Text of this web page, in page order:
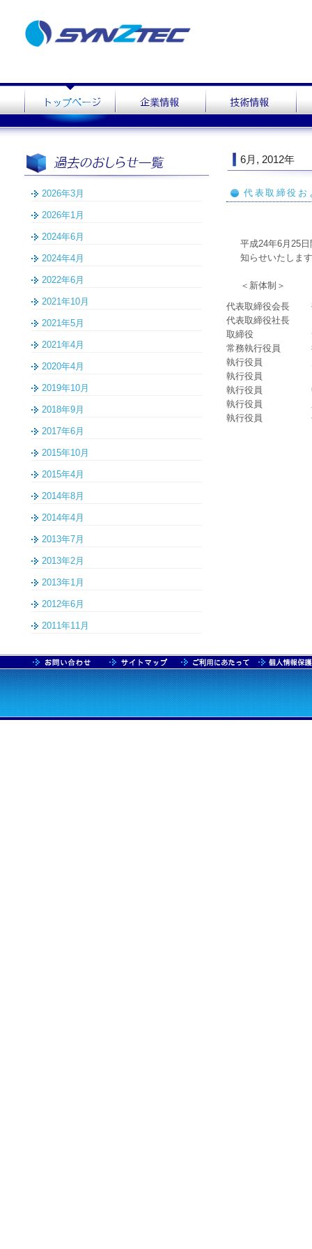
6月, 2012年
代表取締役お
平成24年6月25
知らせいたしま
＜新体制＞
代表取締役会長
代表取締役社長
取締役
常務執行役員
執行役員
執行役員
執行役員
執行役員
執行役員
2026年3月
2026年1月
2024年6月
2024年4月
2022年6月
2021年10月
2021年5月
2021年4月
2020年4月
2019年10月
2018年9月
2017年6月
2015年10月
2015年4月
2014年8月
2014年4月
2013年7月
2013年2月
2013年1月
2012年6月
2011年11月